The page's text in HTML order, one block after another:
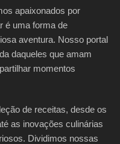
apaixonados por
é uma forma de
aventura. Nosso portal
daqueles que amam
momentos
de receitas, desde os
as inovações culinárias
Dividimos nossas